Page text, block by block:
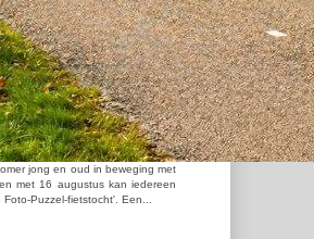
jong en oud in beweging met
met 16 augustus kan iedereen
Puzzel-fietstocht'. Een...